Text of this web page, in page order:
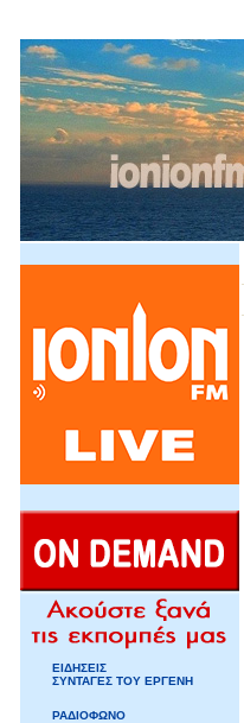
ΕΙΔΗΣΕΙΣ
ΣΥΝΤΑΓΕΣ ΤΟΥ ΕΡΓΕΝΗ
ΡΑΔΙΟΦΩΝΟ